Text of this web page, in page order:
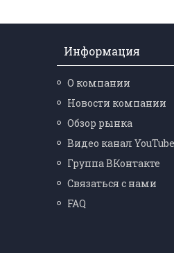
Информация
О компании
Новости компании
Обзор рынка
Видео канал YouTube
Группа ВКонтакте
Связаться с нами
FAQ